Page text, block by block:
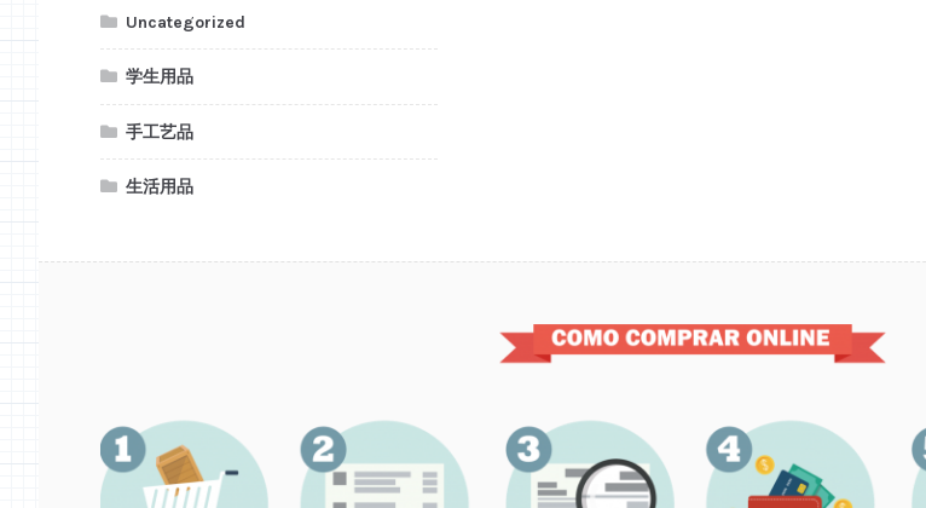
Uncategorized
学生用品
手工艺品
生活用品